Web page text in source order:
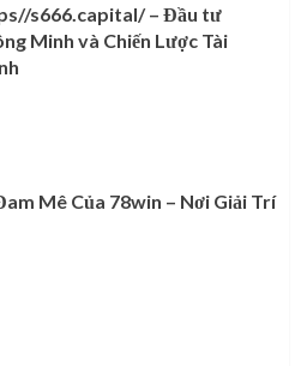
s666.capital/ – Đầu tư
Minh và Chiến Lược Tài
Mê Của 78win – Nơi Giải Trí